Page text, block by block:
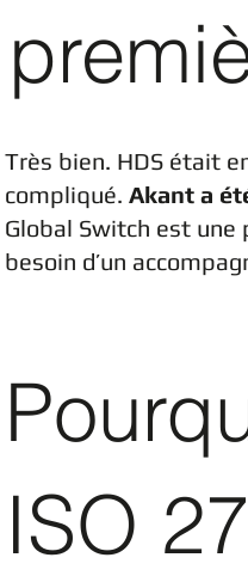
Très bien. HDS était
compliqué. Akant a
Global Switch est une
besoin d’un
ISO